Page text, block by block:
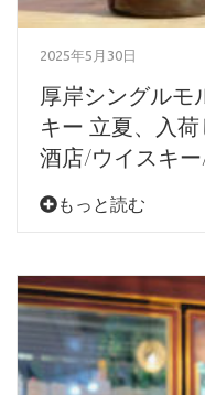
2025年5月30日
厚岸シングルモ
キー 立夏、入
酒店/ウイスキー/
もっと読む